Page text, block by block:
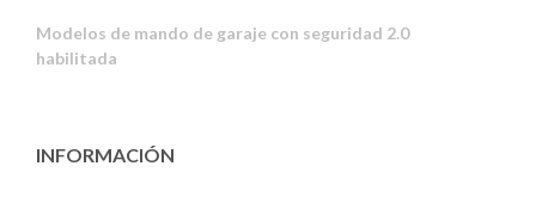
Modelos de mando de garaje con seguridad 2.0
habilitada
INFORMACIÓN